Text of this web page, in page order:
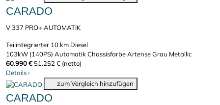
CARADO
V 337 PRO+ AUTOMATIK
Teilintegrierter 10 km Diesel
103kW (140PS) AutomatikChassisfarbe Artense Grau Metallic
60.990 € 51.252 € (netto)
Details›
zum Vergleich hinzufügen
CARADO